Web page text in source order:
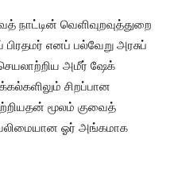
நாட்டின் வெளிவுறவுத்துறை
எனப் பல்வேறு அரசுப்
செயலாற்றிய அமீர் ஷேக்
சிறப்பான
மூலம் குவைத்
ஓர் அங்கமாக